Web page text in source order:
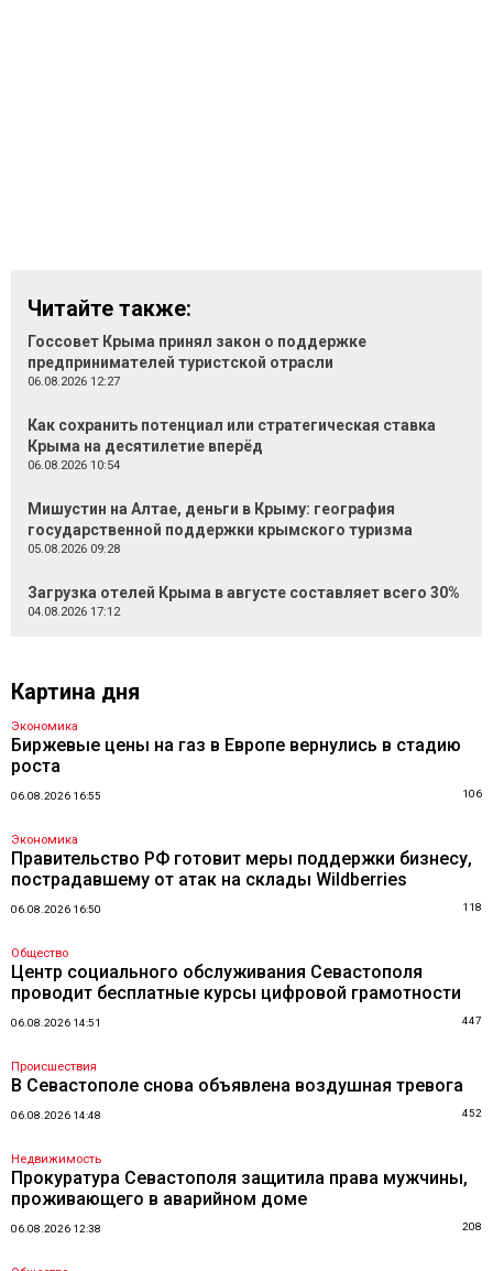
Читайте также:
Госсовет Крыма принял закон о поддержке
предпринимателей туристской отрасли
06.08.2026 12:27
Как сохранить потенциал или стратегическая ставка
Крыма на десятилетие вперёд
06.08.2026 10:54
Мишустин на Алтае, деньги в Крыму: география
государственной поддержки крымского туризма
05.08.2026 09:28
Загрузка отелей Крыма в августе составляет всего 30%
04.08.2026 17:12
Картина дня
Экономика
Биржевые цены на газ в Европе вернулись в стадию
роста
06.08.2026 16:55 106
Экономика
Правительство РФ готовит меры поддержки бизнесу,
пострадавшему от атак на склады Wildberries
06.08.2026 16:50 118
Общество
Центр социального обслуживания Севастополя
проводит бесплатные курсы цифровой грамотности
06.08.2026 14:51 447
Происшествия
В Севастополе снова объявлена воздушная тревога
06.08.2026 14:48 452
Недвижимость
Прокуратура Севастополя защитила права мужчины,
проживающего в аварийном доме
06.08.2026 12:38 208